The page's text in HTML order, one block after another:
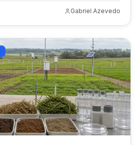
Gabriel Azevedo